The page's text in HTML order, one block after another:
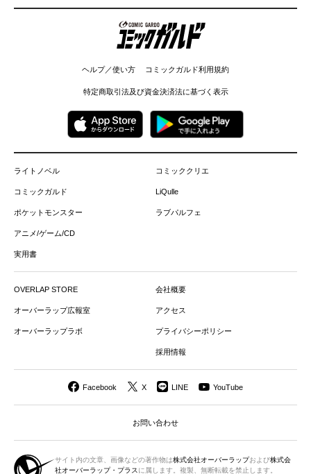
コミックガルド
ヘルプ／使い方 コミックガルド利用規約
特定商取引法及び資金決済法に基づく表示
ライトノベル
コミックガルド
ポケットモンスター
アニメ/ゲーム/CD
実用書
コミッククリエ
LiQulle
ラブパルフェ
OVERLAP STORE
オーバーラップ広報室
オーバーラップラボ
会社概要
アクセス
プライバシーポリシー
採用情報
Facebook X LINE YouTube
お問い合わせ
サイト内の文章、画像などの著作物は株式会社オーバーラップおよび株式会
社オーバーラップ・プラスに属します。複製、無断転載を禁止します。